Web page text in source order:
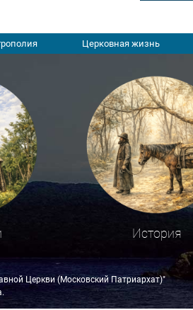
Церковная жизнь
История
Церкви (Московский Патриархат)"